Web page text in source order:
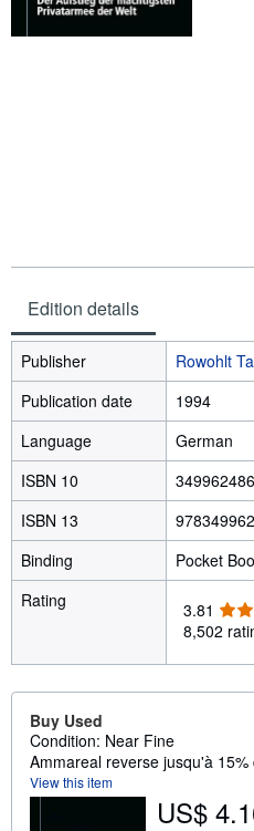
Edition details
Publisher
Rowohlt
Publication date
1994
Language
German
ISBN 10
ISBN 13
Binding
Pocket
Rating
3.81 3
.
1
o
o
s
8,502
Buy Used
Condition: Near Fine
Ammareal reverse jusqu'à 15%
View this item
US$